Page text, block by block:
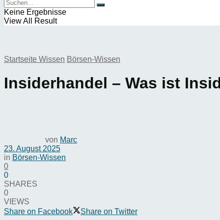
Keine Ergebnisse
View All Result
Startseite Wissen Börsen-Wissen
Insiderhandel – Was ist
von Marc
23. August 2025
in Börsen-Wissen
0
0
SHARES
0
VIEWS
Share on Facebook
Share on Twitter